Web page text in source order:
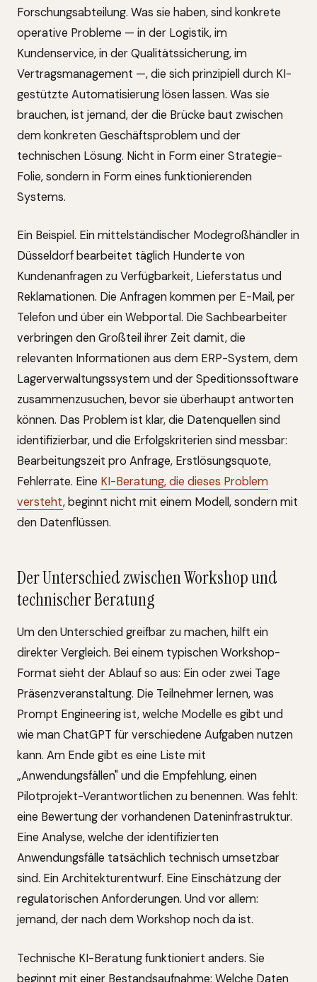
Forschungsabteilung. Was sie haben, sind konkrete
operative Probleme — in der Logistik, im
Kundenservice, in der Qualitätssicherung, im
Vertragsmanagement —, die sich prinzipiell durch KI-
gestützte Automatisierung lösen lassen. Was sie
brauchen, ist jemand, der die Brücke baut zwischen
dem konkreten Geschäftsproblem und der
technischen Lösung. Nicht in Form einer Strategie-
Folie, sondern in Form eines funktionierenden
Systems.
Ein Beispiel. Ein mittelständischer Modegroßhändler in
Düsseldorf bearbeitet täglich Hunderte von
Kundenanfragen zu Verfügbarkeit, Lieferstatus und
Reklamationen. Die Anfragen kommen per E-Mail, per
Telefon und über ein Webportal. Die Sachbearbeiter
verbringen den Großteil ihrer Zeit damit, die
relevanten Informationen aus dem ERP-System, dem
Lagerverwaltungssystem und der Speditionssoftware
zusammenzusuchen, bevor sie überhaupt antworten
können. Das Problem ist klar, die Datenquellen sind
identifizierbar, und die Erfolgskriterien sind messbar:
Bearbeitungszeit pro Anfrage, Erstlösungsquote,
Fehlerrate. Eine KI-Beratung, die dieses Problem
versteht, beginnt nicht mit einem Modell, sondern mit
den Datenflüssen.
Der Unterschied zwischen Workshop und
technischer Beratung
Um den Unterschied greifbar zu machen, hilft ein
direkter Vergleich. Bei einem typischen Workshop-
Format sieht der Ablauf so aus: Ein oder zwei Tage
Präsenzveranstaltung. Die Teilnehmer lernen, was
Prompt Engineering ist, welche Modelle es gibt und
wie man ChatGPT für verschiedene Aufgaben nutzen
kann. Am Ende gibt es eine Liste mit
„Anwendungsfällen" und die Empfehlung, einen
Pilotprojekt-Verantwortlichen zu benennen. Was fehlt:
eine Bewertung der vorhandenen Dateninfrastruktur.
Eine Analyse, welche der identifizierten
Anwendungsfälle tatsächlich technisch umsetzbar
sind. Ein Architekturentwurf. Eine Einschätzung der
regulatorischen Anforderungen. Und vor allem:
jemand, der nach dem Workshop noch da ist.
Technische KI-Beratung funktioniert anders. Sie
beginnt mit einer Bestandsaufnahme: Welche Daten